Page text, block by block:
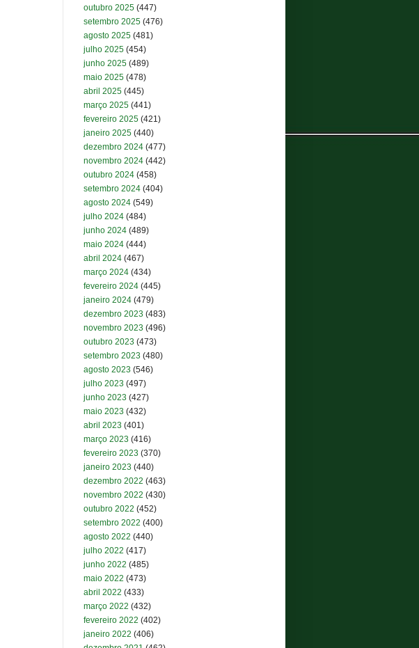
outubro 2025 (447)
setembro 2025 (476)
agosto 2025 (481)
julho 2025 (454)
junho 2025 (489)
maio 2025 (478)
abril 2025 (445)
março 2025 (441)
fevereiro 2025 (421)
janeiro 2025 (440)
dezembro 2024 (477)
novembro 2024 (442)
outubro 2024 (458)
setembro 2024 (404)
agosto 2024 (549)
julho 2024 (484)
junho 2024 (489)
maio 2024 (444)
abril 2024 (467)
março 2024 (434)
fevereiro 2024 (445)
janeiro 2024 (479)
dezembro 2023 (483)
novembro 2023 (496)
outubro 2023 (473)
setembro 2023 (480)
agosto 2023 (546)
julho 2023 (497)
junho 2023 (427)
maio 2023 (432)
abril 2023 (401)
março 2023 (416)
fevereiro 2023 (370)
janeiro 2023 (440)
dezembro 2022 (463)
novembro 2022 (430)
outubro 2022 (452)
setembro 2022 (400)
agosto 2022 (440)
julho 2022 (417)
junho 2022 (485)
maio 2022 (473)
abril 2022 (433)
março 2022 (432)
fevereiro 2022 (402)
janeiro 2022 (406)